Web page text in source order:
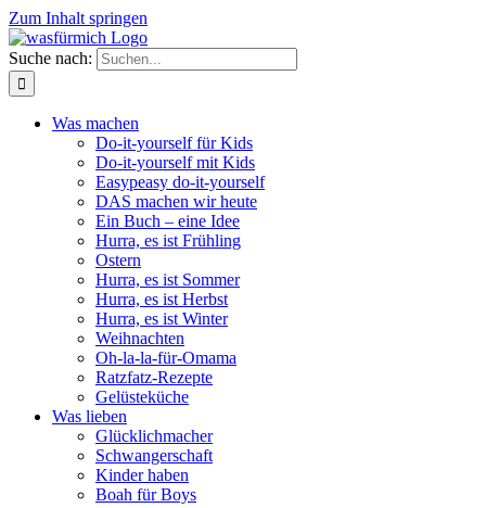
Zum Inhalt springen
Suche nach:
Was machen
Do-it-yourself für Kids
Do-it-yourself mit Kids
Easypeasy do-it-yourself
DAS machen wir heute
Ein Buch – eine Idee
Hurra, es ist Frühling
Ostern
Hurra, es ist Sommer
Hurra, es ist Herbst
Hurra, es ist Winter
Weihnachten
Oh-la-la-für-Omama
Ratzfatz-Rezepte
Gelüsteküche
Was lieben
Glücklichmacher
Schwangerschaft
Kinder haben
Boah für Boys